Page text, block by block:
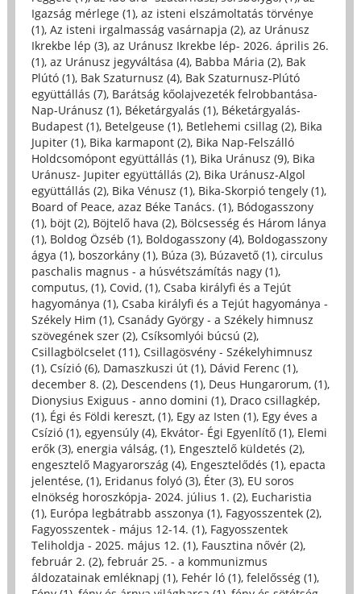
Igazság mérlege (1), az isteni elszámoltatás törvénye
(1), Az isteni irgalmasság vasárnapja (2), az Uránusz
Ikrekbe lép (3), az Uránusz Ikrekbe lép- 2026. április 26.
(1), az Uránusz jegyváltása (4), Babba Mária (2), Bak
Plútó (1), Bak Szaturnusz (4), Bak Szaturnusz-Plútó
együttállás (7), Barátság kőolajvezeték felrobbantása-
Nap-Uránusz (1), Béketárgyalás (1), Béketárgyalás-
Budapest (1), Betelgeuse (1), Betlehemi csillag (2), Bika
Jupiter (1), Bika karmapont (2), Bika Nap-Felszálló
Holdcsomópont együttállás (1), Bika Uránusz (9), Bika
Uránusz- Jupiter együttállás (2), Bika Uránusz-Algol
együttállás (2), Bika Vénusz (1), Bika-Skorpió tengely (1),
Board of Peace, azaz Béke Tanács. (1), Bódogasszony
(1), böjt (2), Böjtelő hava (2), Bölcsesség és Három lánya
(1), Boldog Özséb (1), Boldogasszony (4), Boldogasszony
ágya (1), boszorkány (1), Búza (3), Búzavető (1), circulus
paschalis magnus - a húsvétszámítás nagy (1),
computus, (1), Covid, (1), Csaba királyfi és a Tejút
hagyománya (1), Csaba királyfi és a Tejút hagyománya -
Székely Him (1), Csanády György - a Székely himnusz
szövegének szer (2), Csíksomlyói búcsú (2),
Csillagbölcselet (11), Csillagösvény - Székelyhimnusz
(1), Csízió (6), Damaszkuszi út (1), Dávid Ferenc (1),
december 8. (2), Descendens (1), Deus Hungarorum, (1),
Dionysius Exiguus - anno domini (1), Draco csillagkép,
(1), Égi és Földi kereszt, (1), Egy az Isten (1), Egy éves a
Csízió (1), egyensúly (4), Ekvátor- Égi Egyenlítő (1), Elemi
erők (3), energia válság, (1), Engesztelő küldetés (2),
engesztelő Magyarország (4), Engesztelődés (1), epacta
jelentése, (1), Eridanus folyó (3), Éter (3), EU soros
elnökség horoszkópja- 2024. július 1. (2), Eucharistia
(1), Európa legbátrabb asszonya (1), Fagyosszentek (2),
Fagyosszentek - május 12-14. (1), Fagyosszentek
Teliholdja - 2025. május 12. (1), Fausztina nővér (2),
február 2. (2), február 25. - a kommunizmus
áldozatainak emléknapj (1), Fehér ló (1), felelősség (1),